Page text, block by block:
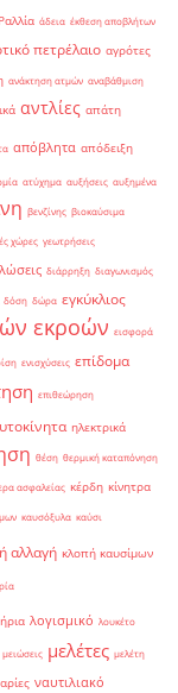
άδεια έκθεση αποβλήτων
πετρέλαιο αγρότες
ανάκτηση ατμών αναβάθμιση
αντλίες απάτη
απόβλητα απόδειξη
ατύχημα αυξήσεις αυξημένα
βενζίνης βιοκαύσιμα
χώρες γεωτρήσεις
διάρρηξη διαγωνισμός
δόση δώρα εγκύκλιος
εκροών εισφορά
ενισχύσεις επίδομα
επιθεώρηση
ηλεκτρικά
θέση θερμική καταπόνηση
ασφαλείας κέρδη κίνητρα
καυσόξυλα καύσι
αλλαγή κλοπή καυσίμων
λογισμικό λουκέτο
μειώσεις μελέτες μελέτη
ναυτιλιακό